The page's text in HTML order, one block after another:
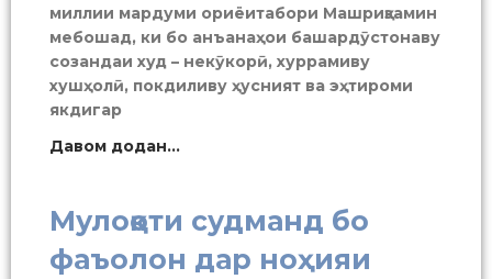
миллии мардуми ориёитабори Машриқзамин
мебошад, ки бо анъанаҳои башардӯстонаву
созандаи худ – некӯкорӣ, хуррамиву
хушҳолӣ, покдиливу ҳусният ва эҳтироми
якдигар
Давом додан...
Мулоқоти судманд бо
фаъолон дар ноҳияи